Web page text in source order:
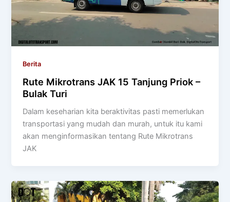
Berita
Rute Mikrotrans JAK 15 Tanjung Priok –
Bulak Turi
Dalam keseharian kita beraktivitas pasti memerlukan
transportasi yang mudah dan murah, untuk itu kami
akan menginformasikan tentang Rute Mikrotrans
JAK